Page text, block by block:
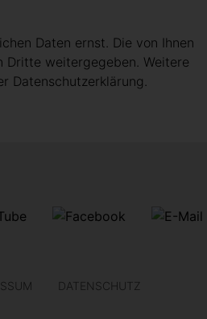
Daten ernst. Die von Ihnen
Dritte weitergegeben. Weitere
Datenschutzerklärung.
DATENSCHUTZ